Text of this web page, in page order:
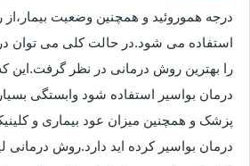
درجه هموروئید و همچنین وضعیت
استفاده می شود.در حالت کلی می توان
را بهترین روش درمانی در نظر گرفت.این
درمان بواسیر استفاده شود وابستگی
پزشک و همچنین میزان عود بیماری و
درمان بواسیر کرده اید دارد.روش درمانی